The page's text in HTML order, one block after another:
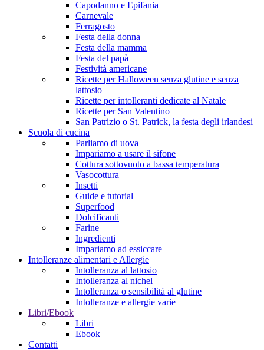
Capodanno e Epifania
Carnevale
Ferragosto
Festa della donna
Festa della mamma
Festa del papà
Festività americane
Ricette per Halloween senza glutine e senza
lattosio
Ricette per intolleranti dedicate al Natale
Ricette per San Valentino
San Patrizio o St. Patrick, la festa degli irlandesi
Scuola di cucina
Parliamo di uova
Impariamo a usare il sifone
Cottura sottovuoto a bassa temperatura
Vasocottura
Insetti
Guide e tutorial
Superfood
Dolcificanti
Farine
Ingredienti
Impariamo ad essiccare
Intolleranze alimentari e Allergie
Intolleranza al lattosio
Intolleranza al nichel
Intolleranza o sensibilità al glutine
Intolleranze e allergie varie
Libri/Ebook
Libri
Ebook
Contatti